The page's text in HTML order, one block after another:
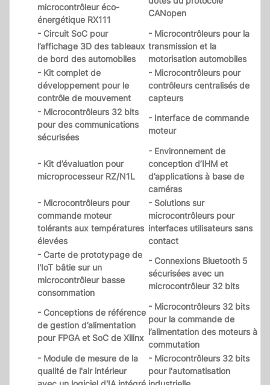
microcontrôleur éco-
énergétique RX111
CANopen
- Circuit SoC pour
l’affichage 3D des tableaux
de bord des automobiles
- Microcontrôleurs pour la
transmission et la
motorisation automobiles
- Kit complet de
développement pour le
contrôle de mouvement
- Microcontrôleurs pour
contrôleurs centralisés de
capteurs
- Microcontrôleurs 32 bits
pour des communications
sécurisées
- Interface de commande
moteur
- Kit d’évaluation pour
microprocesseur RZ/N1L
- Environnement de
conception d’IHM et
d’applications à base de
caméras
- Microcontrôleurs pour
commande moteur
tolérants aux températures
élevées
- Solutions sur
microcontrôleurs pour
interfaces utilisateurs sans
contact
- Carte de prototypage de
l'IoT bâtie sur un
microcontrôleur basse
consommation
- Connexions Bluetooth 5
sécurisées avec un
microcontrôleur 32 bits
- Conceptions de référence
de gestion d’alimentation
pour FPGA et SoC de Xilinx
- Microcontrôleurs 32 bits
pour la commande de
l’alimentation des moteurs à
commutation
- Module de mesure de la
qualité de l'air intérieur
- Microcontrôleurs 32 bits
pour l'automatisation